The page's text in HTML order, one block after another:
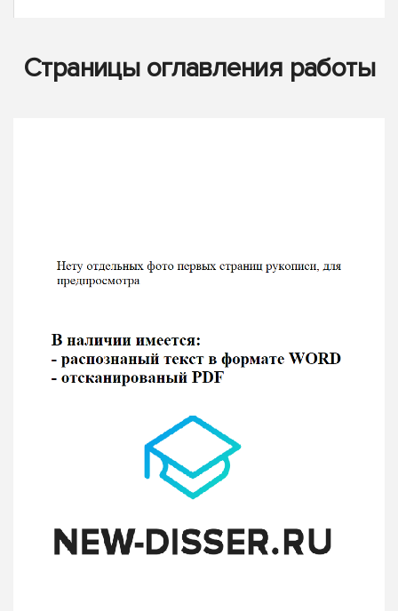
Страницы оглавления работы